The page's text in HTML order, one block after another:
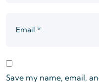
Save my name, email,